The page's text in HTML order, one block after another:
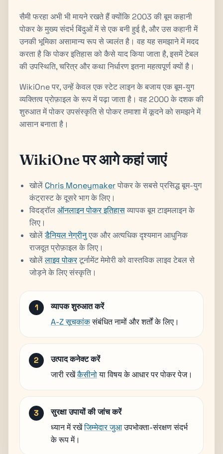
सैमी फरहा अभी भी मायने रखते हैं क्योंकि 2003 की बूम कहानी
पोकर के मुख्य संदर्भ बिंदुओं में से एक बनी हुई है, और उस कहानी में
उनकी भूमिका असामान्य रूप से ज्वलंत है। वह यह समझाने में मदद
करता है कि पोकर इतिहास को कैसे याद किया जाता है, इसमें टेबल
की उपस्थिति, चरित्र और कथा निर्धारण इतना महत्वपूर्ण क्यों है।
WikiOne पर, उन्हें केवल एक स्टेट लाइन के बजाय एक बूम-युग
व्यक्तित्व प्रोफ़ाइल के रूप में पढ़ा जाता है। वह 2000 के दशक की
शुरुआत में पोकर उपसंस्कृति से पोकर तमाशा में कूदने को समझने में
आसान बनाता है।
WikiOne पर आगे कहां जाएं
खोलें Chris Moneymakerपोकर के सबसे प्रसिद्ध बूम-युग
कंट्रास्ट के दूसरे भाग के लिए।
विदड्रॉलऑनलाइन पोकर इतिहासव्यापक बूम टाइमलाइन के
लिए।
खोलेंडैनियल नेग्रीनुएक और अत्यधिक दृश्यमान आधुनिक
राजदूत प्रोफ़ाइल के लिए।
खोलेंलाइव पोकरटूर्नामेंट मेमोरी को वास्तविक लाइव टेबल से
जोड़ने के लिए संस्कृति।
व्यापक शुरुआत करें
A-Z सूचकांकसंबंधित नामों और शर्तों के लिए।
उत्पाद कनेक्ट करें
जारी रखेंकैसीनोया विषय के आधार पर पोकर पेज।
सुरक्षा उपायों की जांच करें
ध्यान में रखेंजिम्मेदार जुआउपभोक्ता-संरक्षण संदर्भ
के रूप में।